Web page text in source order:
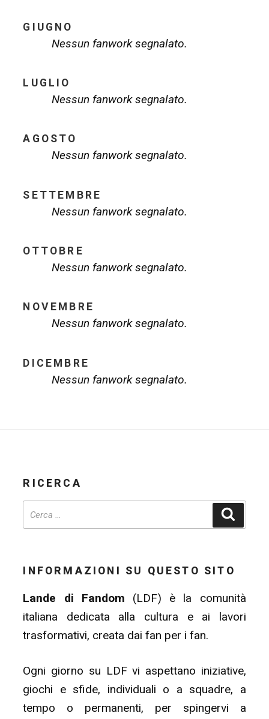
GIUGNO
Nessun fanwork segnalato.
LUGLIO
Nessun fanwork segnalato.
AGOSTO
Nessun fanwork segnalato.
SETTEMBRE
Nessun fanwork segnalato.
OTTOBRE
Nessun fanwork segnalato.
NOVEMBRE
Nessun fanwork segnalato.
DICEMBRE
Nessun fanwork segnalato.
RICERCA
INFORMAZIONI SU QUESTO SITO
Lande di Fandom (LDF) è la comunità
italiana dedicata alla cultura e ai lavori
trasformativi, creata dai fan per i fan.
Ogni giorno su LDF vi aspettano iniziative,
giochi e sfide, individuali o a squadre, a
tempo o permanenti, per spingervi a